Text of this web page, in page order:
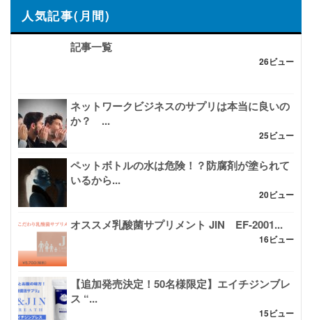
人気記事(月間)
記事一覧
26ビュー
ネットワークビジネスのサプリは本当に良いの
か？ ...
25ビュー
ペットボトルの水は危険！？防腐剤が塗られて
いるから...
20ビュー
オススメ乳酸菌サプリメント JIN EF-2001...
16ビュー
【追加発売決定！50名様限定】エイチジンブレ
ス “...
15ビュー